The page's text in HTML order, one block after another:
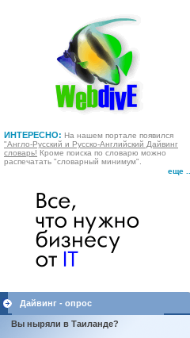
ИНТЕРЕСНО: На нашем портале появился
"Англо-Русский и Русско-Английский Дайвинг
словарь! Кроме поиска по словарю можно
распечатать "словарный минимум".
еще ...
Дайвинг - опрос
Вы ныряли в Таиланде?